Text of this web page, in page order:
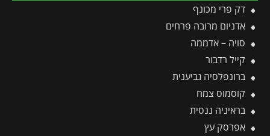
דק פרי מכונף
אדניום מרובה פרחים
סויה – אדממה
קייל רדבור
ברונפלסיה גביענית
קוסמוס צמח
בראיניה ננסית
אפרסק עץ